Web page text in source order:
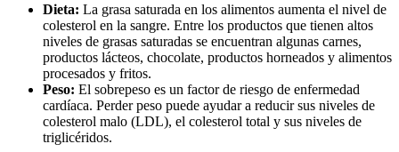
Dieta: La grasa saturada en los alimentos aumenta el nivel de
colesterol en la sangre. Entre los productos que tienen altos
niveles de grasas saturadas se encuentran algunas carnes,
productos lácteos, chocolate, productos horneados y alimentos
procesados y fritos.
Peso: El sobrepeso es un factor de riesgo de enfermedad
cardíaca. Perder peso puede ayudar a reducir sus niveles de
colesterol malo (LDL), el colesterol total y sus niveles de
triglicéridos.